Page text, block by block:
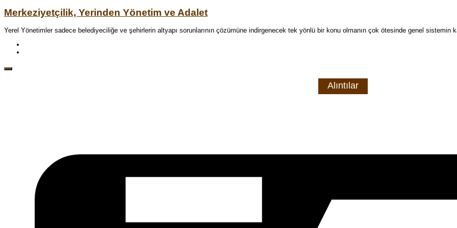
Merkeziyetçilik, Yerinden Yönetim ve Adalet
Yerel Yönetimler sadece belediyeciliğe ve şehirlerin altyapı sorunlarının çözümüne indirgenecek tek yönlü bir konu olmanın çok ötesinde genel sistemin
Alıntılar